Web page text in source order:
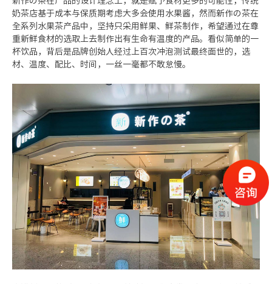
奶茶店基于成本与保质期考虑大多会使用水果酱，然而新作の茶在
全系列水果茶产品中，坚持只采用鲜果、鲜茶制作，希望通过在尊
重新鲜食材的选取上去制作出有生命有温度的产品。看似简单的一
杯饮品，背后是品牌创始人经过上百次冲泡测试最终面世的，选
材、温度、配比、时间，一丝一毫都不敢怠慢。